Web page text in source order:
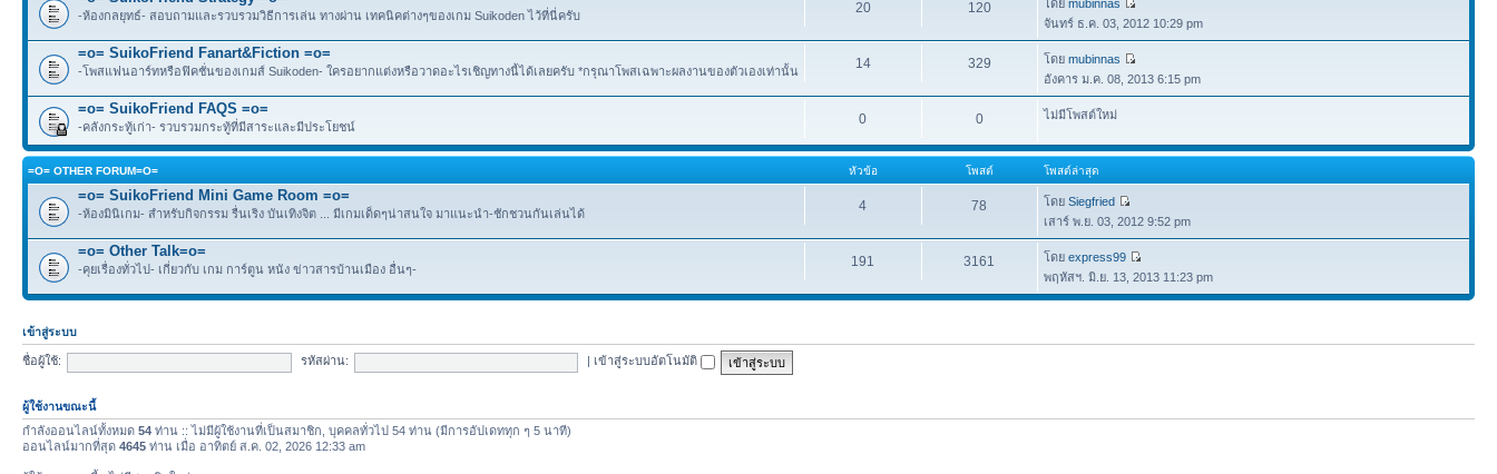
-ห้องกลยุทธ์- สอบถามและรวบรวมวิธีการเล่น ทางผ่าน เทคนิคต่างๆของเกม Suikoden ไว้ที่นี่ครับ 20 120 โดยmubinnas
จันทร์ ธ.ค. 03, 2012 10:29 pm
=o= SuikoFriend Fanart&Fiction =o=
-โพสแฟนอาร์ทหรือฟิคชั่นของเกมส์ Suikoden- ใครอยากแต่งหรือวาดอะไรเชิญทางนี้ได้เลยครับ *กรุณาโพสเฉพาะผลงานของตัวเองเท่านั้น 14 329 โดยmubinnas
อังคาร ม.ค. 08, 2013 6:15 pm
=o= SuikoFriend FAQS =o=
-คลังกระทู้เก่า- รวบรวมกระทู้ที่มีสาระและมีประโยชน์ 0 0 ไม่มีโพสต์ใหม่
=O= OTHER FORUM=O= หัวข้อ โพสต์ โพสต์ล่าสุด
=o= SuikoFriend Mini Game Room =o=
-ห้องมินิเกม- สำหรับกิจกรรม รื่นเริง บันเทิงจิต ... มีเกมเด็ดๆน่าสนใจ มาแนะนำ-ชักชวนกันเล่นได้ 4 78 โดยSiegfried
เสาร์ พ.ย. 03, 2012 9:52 pm
=o= Other Talk=o=
-คุยเรื่องทั่วไป- เกี่ยวกับ เกม การ์ตูน หนัง ข่าวสารบ้านเมือง อื่นๆ- 191 3161 โดยexpress99
พฤหัสฯ. มิ.ย. 13, 2013 11:23 pm
เข้าสู่ระบบ
ชื่อผู้ใช้: รหัสผ่าน: เข้าสู่ระบบอัตโนมัติ
ผู้ใช้งานขณะนี้
กำลังออนไลน์ทั้งหมด 54 ท่าน :: ไม่มีผู้ใช้งานที่เป็นสมาชิก, บุคคลทั่วไป 54 ท่าน (มีการอัปเดททุก ๆ 5 นาที)
ออนไลน์มากที่สุด 4645 ท่าน เมื่อ อาทิตย์ ส.ค. 02, 2026 12:33 am